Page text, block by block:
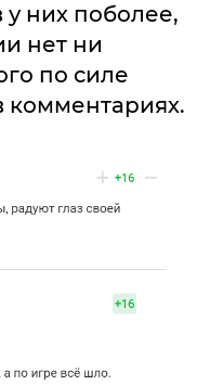
у них поболее,
нет ни
по силе
комментариях.